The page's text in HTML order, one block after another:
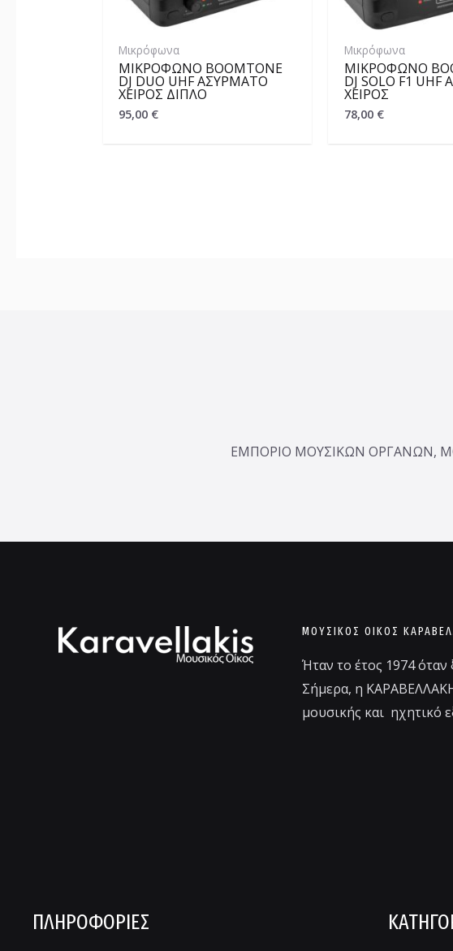
Μικρόφωνα
ΜΙΚΡΌΦΩΝΟ BOOMTONE
DJ DUO UHF ΑΣΎΡΜΑΤΟ
ΧΕΙΡΌΣ ΔΙΠΛΌ
95,00 €
Μικρόφωνα
ΜΙΚΡΌΦΩΝΟ
DJ SOLO F1
ΧΕΙΡΌΣ
78,00 €
ΕΜΠΟΡΙΟ ΜΟΥΣΙΚΩΝ ΟΡΓΑΝΩΝ,
ΜΟΥΣΙΚΌΣ ΟΊΚΟΣ
Ήταν το έτος 1974
Σήμερα, η
μουσικής και ηχητικό
ΠΛΗΡΟΦΟΡΊΕΣ